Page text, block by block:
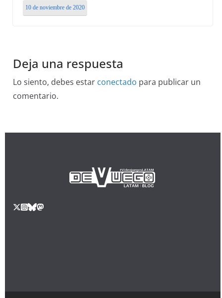
10 de noviembre de 2020
Deja una respuesta
Lo siento, debes estar conectado para publicar un
comentario.